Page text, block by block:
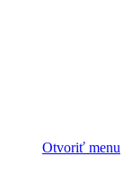
Otvoriť menu